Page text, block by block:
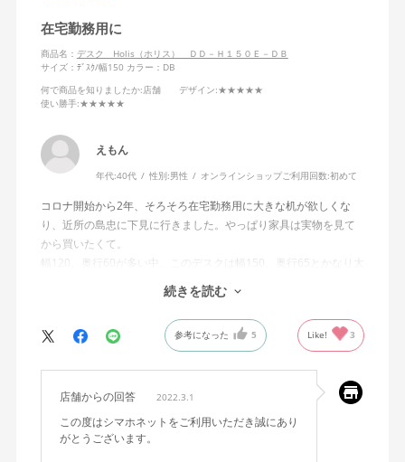
在宅勤務用に
商品名： デスク Holis（ホリス） ＤＤ－Ｈ１５０Ｅ－ＤＢ
サイズ：ﾃﾞｽｸ/幅150 カラー：DB
何で商品を知りましたか:店舗 デザイン:★★★★★
使い勝手:★★★★★
えもん
年代:40代 性別:男性 オンラインショップご利用回数:初めて
コロナ開始から2年、そろそろ在宅勤務用に大きな机が欲しくな
り、近所の島忠に下見に行きました。やっぱり家具は実物を見て
から買いたくて。
幅120、奥行60が多い中、このデスクは幅150、奥行65とかなり大
きめでした。自宅には大き過ぎるかと思ったのですが、思い切っ
て買って正解でした。Holisワゴンとセットで買い、快適な在宅勤
務生活となりました。国産で作りがしっかりしている感じです。
脚が4本なこと（2面若しくは3面が板で覆われていないこと）、4
続きを読む
参考になった 5 Like! 3
店舗からの回答 2022.3.1
この度はシマホネットをご利用いただき誠にあり
がとうございます。